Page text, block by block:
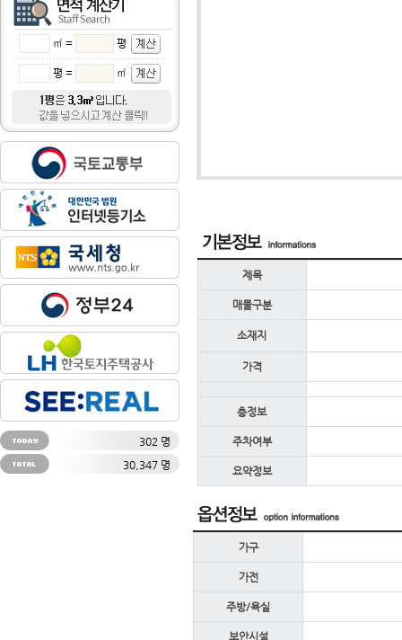
㎡ = 평
평 = ㎡
302 명
30,347 명
제목
매물구분
소재지
가격
층정보
주차여부
요약정보
가구
가전
주방/욕실
보안시설